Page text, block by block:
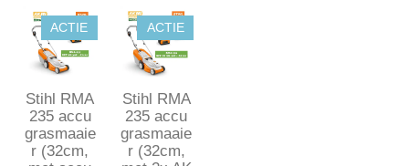
ACTIE
Stihl RMA
235 accu
grasmaaie
r (32cm,
ACTIE
Stihl RMA
235 accu
grasmaaie
r (32cm,